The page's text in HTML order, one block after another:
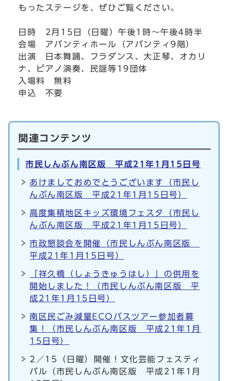
もったステージを、ぜひご覧ください。
日時 2月15日（日曜）午後1時～午後4時半
会場 アバンティホール（アバンティ9階）
出演 日本舞踊、フラダンス、大正琴、オカリ
ナ、ピアノ演奏、民謡等19団体
入場料 無料
申込 不要
関連コンテンツ
市民しんぶん南区版 平成21年1月15日号
あけましておめでとうございます（市民し
んぶん南区版 平成21年1月15日号）
高度集積地区キッズ環境フェスタ（市民し
んぶん南区版 平成21年1月15日号）
市政懇談会を開催（市民しんぶん南区版
平成21年1月15日号）
「祥久橋（しょうきゅうはし）」の供用を
開始しました！（市民しんぶん南区版 平
成21年1月15日号）
南区民ごみ減量ECOバスツアー参加者募
集！（市民しんぶん南区版 平成21年1月
15日号）
2／15（日曜）開催！文化芸能フェスティ
バル（市民しんぶん南区版 平成21年1月